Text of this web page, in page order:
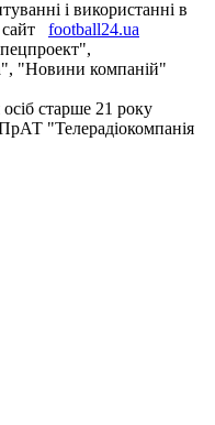
і використанні в
football24.ua
"Новини компаній"
старше 21 року
"Телерадіокомпанія